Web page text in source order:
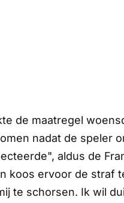
de maatregel
nadat de speler
aldus de
koos ervoor de straf
te schorsen. Ik wil